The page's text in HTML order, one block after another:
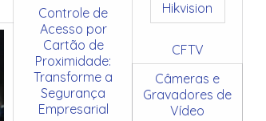
Controle de
Acesso por
Cartão de
Proximidade:
Transforme a
Segurança
Empresarial
Hikvision
CFTV
Câmeras e
Gravadores de
Vídeo